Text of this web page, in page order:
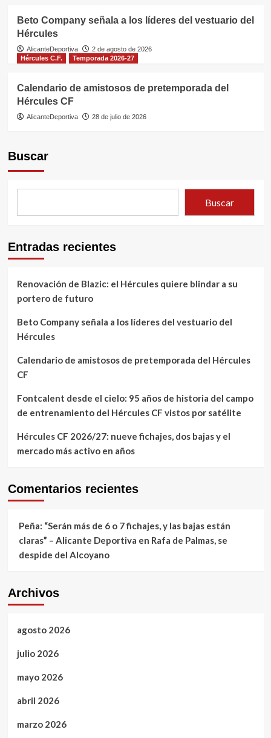
Beto Company señala a los líderes del vestuario del
Hércules
AlicanteDeportiva
2 de agosto de 2026
Hércules C.F.
Temporada 2026-27
Calendario de amistosos de pretemporada del
Hércules CF
AlicanteDeportiva 28 de julio de 2026
Buscar
Buscar
Entradas recientes
Renovación de Blazic: el Hércules quiere blindar a su
portero de futuro
Beto Company señala a los líderes del vestuario del
Hércules
Calendario de amistosos de pretemporada del Hércules
CF
Fontcalent desde el cielo: 95 años de historia del campo
de entrenamiento del Hércules CF vistos por satélite
Hércules CF 2026/27: nueve fichajes, dos bajas y el
mercado más activo en años
Comentarios recientes
Peña: “Serán más de 6 o 7 fichajes, y las bajas están
claras” – Alicante Deportiva en Rafa de Palmas, se
despide del Alcoyano
Archivos
agosto 2026
julio 2026
mayo 2026
abril 2026
marzo 2026